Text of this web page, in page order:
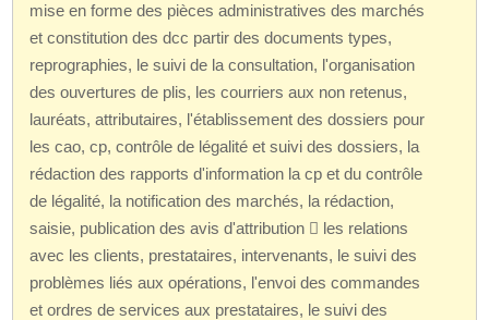
mise en forme des pièces administratives des marchés
et constitution des dcc partir des documents types,
reprographies, le suivi de la consultation, l'organisation
des ouvertures de plis, les courriers aux non retenus,
lauréats, attributaires, l'établissement des dossiers pour
les cao, cp, contrôle de légalité et suivi des dossiers, la
rédaction des rapports d'information la cp et du contrôle
de légalité, la notification des marchés, la rédaction,
saisie, publication des avis d'attribution  les relations
avec les clients, prestataires, intervenants, le suivi des
problèmes liés aux opérations, l'envoi des commandes
et ordres de services aux prestataires, le suivi des